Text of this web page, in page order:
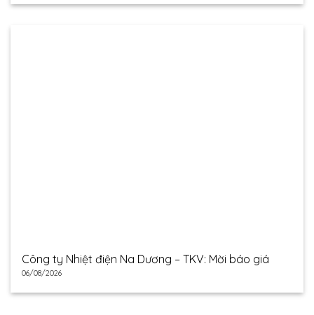
Công ty Nhiệt điện Na Dương – TKV: Mời báo giá
06/08/2026